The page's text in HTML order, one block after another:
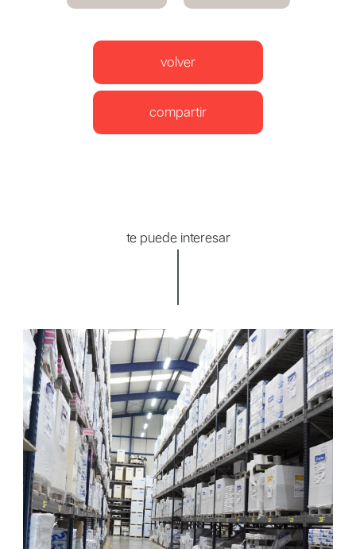
volver
compartir
te puede interesar